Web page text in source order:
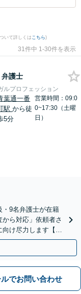
いて詳しくは こちら)
31件中 1-30件を表示
弁護士
ルプロフェッション
葉通一番
駅から徒
5分
営業時間：09:0
0~17:30（土曜
日）
・9名弁護士が在籍
ら対応」依頼者さ
け尽力します【24
ルでお問い合わせ